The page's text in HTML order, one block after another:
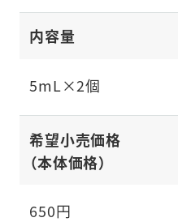
内容量
5mL×2個
希望小売価格
（本体価格）
650円